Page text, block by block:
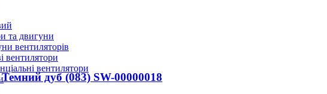
та двигуни
вентиляторів
вентилятори
вентилятори
дуб (083) SW-00000018